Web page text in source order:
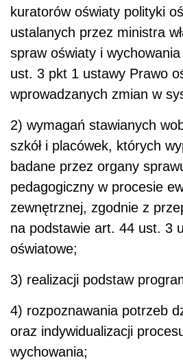
kuratorów oświaty polityki
ustalanych przez ministra
spraw oświaty i
ust. 3 pkt 1 ustawy Prawo
wprowadzanych zmian w
2) wymagań stawianych
szkół i placówek, których
badane przez organy
pedagogiczny w procesie
zewnętrznej, zgodnie z
na podstawie art. 44 ust. 3
oświatowe;
3) realizacji podstaw
4) rozpoznawania potrzeb
oraz indywidualizacji
wychowania;